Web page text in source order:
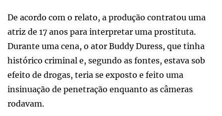
De acordo com o relato, a produção contratou uma
atriz de 17 anos para interpretar uma prostituta.
Durante uma cena, o ator Buddy Duress, que tinha
histórico criminal e, segundo as fontes, estava sob
efeito de drogas, teria se exposto e feito uma
insinuação de penetração enquanto as câmeras
rodavam.